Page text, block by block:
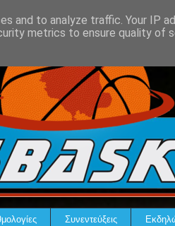
Συνεντεύξεις
and to analyze traffic. Your IP
metrics to ensure quality of